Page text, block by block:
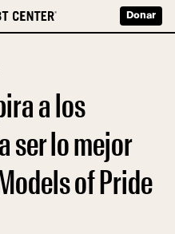
Donar
a los
ser lo mejor
of Pride